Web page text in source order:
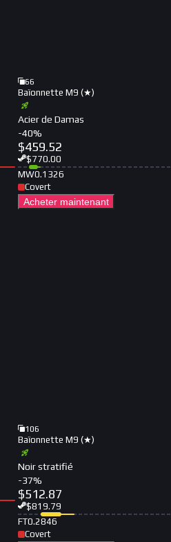
66
Baïonnette M9 (★)
Acier de Damas
-40%
$459.52
$770.00
MW0.1326
Covert
Acheter maintenant
106
Baïonnette M9 (★)
Noir stratifié
-37%
$512.87
$819.79
FT0.2846
Covert